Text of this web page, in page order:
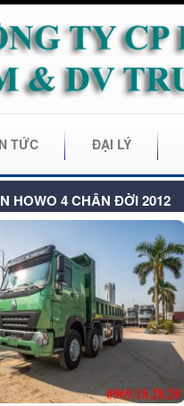
TỨC ĐẠI LÝ
HOWO 4 CHÂN ĐỜI 2012